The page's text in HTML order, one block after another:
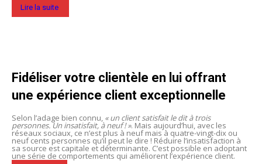
Lire la suite
Fidéliser votre clientèle en lui offrant
une expérience client exceptionnelle
Selon l’adage bien connu, « un client satisfait le dit à trois
personnes. Un insatisfait, à neuf ! ». Mais aujourd’hui, avec les
réseaux sociaux, ce n’est plus à neuf mais à quatre-vingt-dix ou
neuf cents personnes qu’il peut le dire ! Réduire l’insatisfaction à
sa source est capitale et déterminante. C’est possible en adoptant
une série de comportements qui améliorent l’expérience client.